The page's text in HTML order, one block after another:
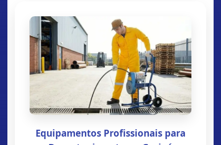
Equipamentos Profissionais para